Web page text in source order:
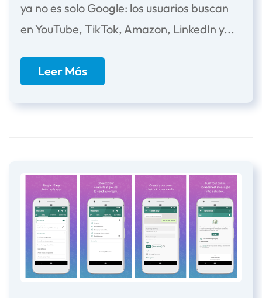
ya no es solo Google: los usuarios buscan
en YouTube, TikTok, Amazon, LinkedIn y...
Leer Más